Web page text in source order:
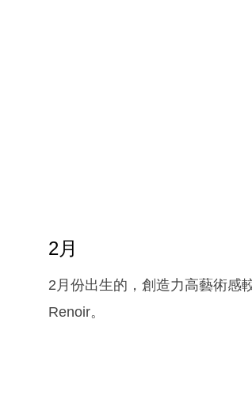
2月
2月份出生的，創造力高藝術感
Renoir。